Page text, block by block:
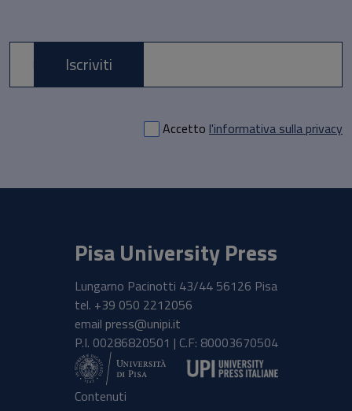
E-mail *
Accetto l'informativa sulla privacy
Iscriviti
Pisa University Press
Lungarno Pacinotti 43/44 56126 Pisa
tel. +39 050 2212056
email press@unipi.it
P.I. 00286820501 | C.F: 80003670504
Contenuti